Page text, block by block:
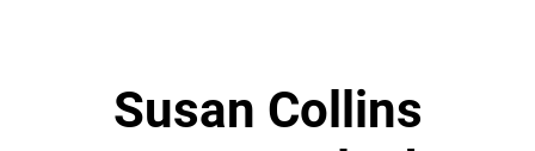
Susan Collins